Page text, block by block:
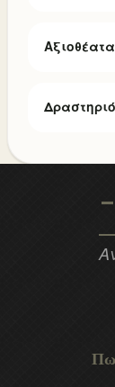
Αξιοθέατα